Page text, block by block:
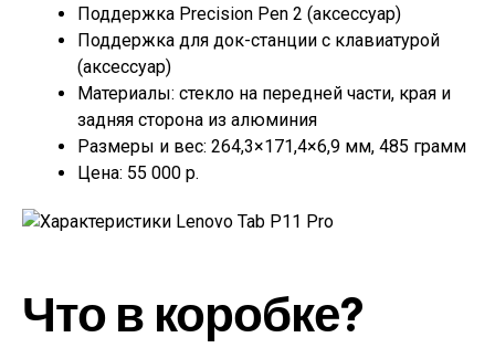
Поддержка Precision Pen 2 (аксессуар)
Поддержка для док-станции с клавиатурой
(аксессуар)
Материалы: стекло на передней части, края и
задняя сторона из алюминия
Размеры и вес: 264,3×171,4×6,9 мм, 485 грамм
Цена: 55 000 р.
Что в коробке?